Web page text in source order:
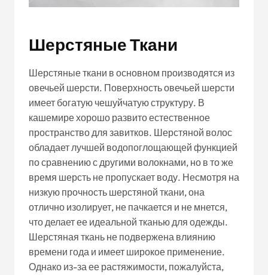
Шерстяные Ткани
Шерстяные ткани в основном производятся из
овечьей шерсти. Поверхность овечьей шерсти
имеет богатую чешуйчатую структуру. В
кашемире хорошо развито естественное
пространство для завитков. Шерстяной волос
обладает лучшей водопоглощающей функцией
по сравнению с другими волокнами, но в то же
время шерсть не пропускает воду. Несмотря на
низкую прочность шерстяной ткани, она
отлично изолирует, не пачкается и не мнется,
что делает ее идеальной тканью для одежды.
Шерстяная ткань не подвержена влиянию
времени года и имеет широкое применение.
Однако из-за ее растяжимости, пожалуйста,